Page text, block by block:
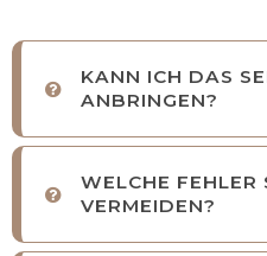
KANN ICH DAS
ANBRINGEN?
WELCHE FEHLER
VERMEIDEN?